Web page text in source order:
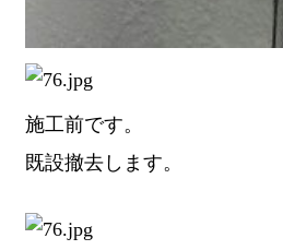
施工前です。
既設撤去します。